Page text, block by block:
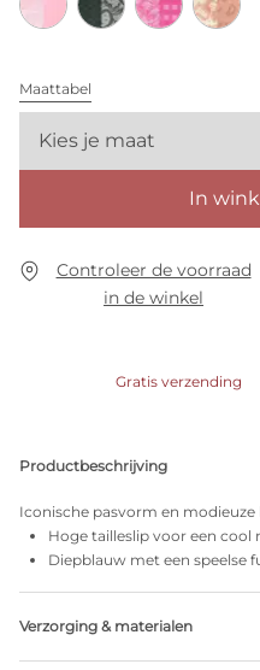
Maattabel
Kies je maat
In
Controleer de voorraad
in de winkel
Gratis verzending
Productbeschrijving
Iconische pasvorm en modieuze
Hoge tailleslip voor een cool
Diepblauw met een speelse
Verzorging & materialen